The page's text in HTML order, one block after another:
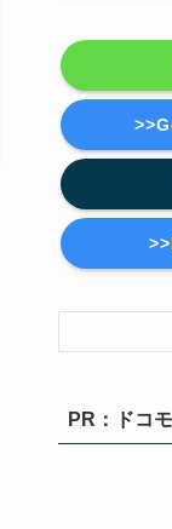
PR：ドコ